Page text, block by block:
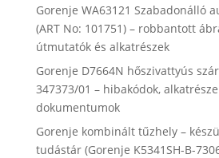
Gorenje WA63121 Szabadonálló
(ART No: 101751) – robbantott
útmutatók és alkatrészek
Gorenje D7664N hőszivattyús
347373/01 – hibakódok,
dokumentumok
Gorenje kombinált tűzhely –
tudástár (Gorenje K5341SH-B-